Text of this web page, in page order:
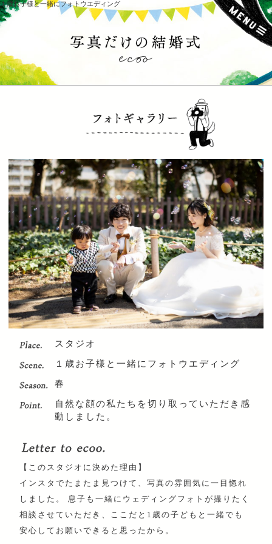
１歳お子様と一緒にフォトウエディング
スタジオ
１歳お子様と一緒にフォトウエディング
春
自然な顔の私たちを切り取っていただき感
動しました。
【このスタジオに決めた理由】
インスタでたまたま見つけて、写真の雰囲気に一目惚れ
しました。 息子も一緒にウェディングフォトが撮りたく
相談させていただき、ここだと1歳の子どもと一緒でも
安心してお願いできると思ったから。